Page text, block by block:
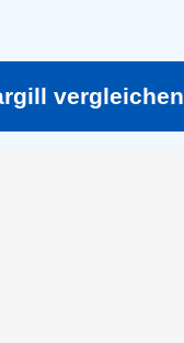
vergleichen